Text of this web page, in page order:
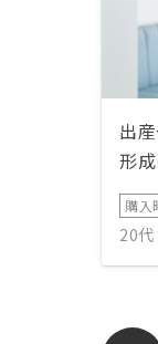
出
形
購入
20